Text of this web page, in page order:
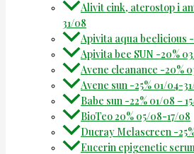
Alivit cink, aterostop i
31/08
Apivita aqua beelicious
Apivita bee SUN -20%
Avene cleanance -20%
Avene sun -25% 01/04-
Babe sun -22% 01/08 –
BioTeo 20% 05/08-17/08
Ducray Melascreen -
Eucerin epigenetic